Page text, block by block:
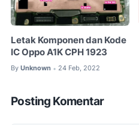
Letak Komponen dan Kode
IC Oppo A1K CPH 1923
By Unknown • 24 Feb, 2022
Posting Komentar